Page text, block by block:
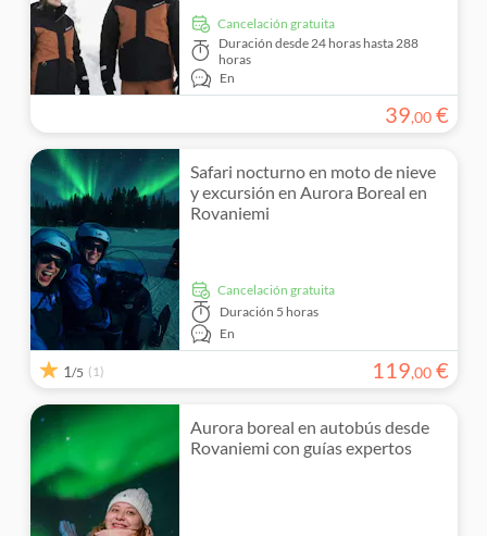
cancelación gratuita
Duración desde 24 horas hasta 288
horas
En
39,00 €
Safari nocturno en moto de nieve
y excursión en Aurora Boreal en
Rovaniemi
cancelación gratuita
Duración 5 horas
En
1/5 (1) 119,00 €
Aurora boreal en autobús desde
Rovaniemi con guías expertos